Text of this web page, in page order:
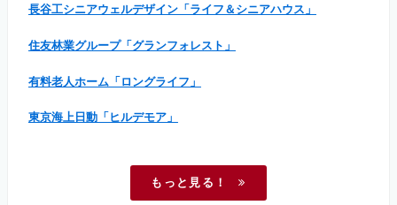
長谷工シニアウェルデザイン「ライフ＆シニアハウス」
住友林業グループ「グランフォレスト」
有料老人ホーム「ロングライフ」
東京海上日動「ヒルデモア」
もっと見る！